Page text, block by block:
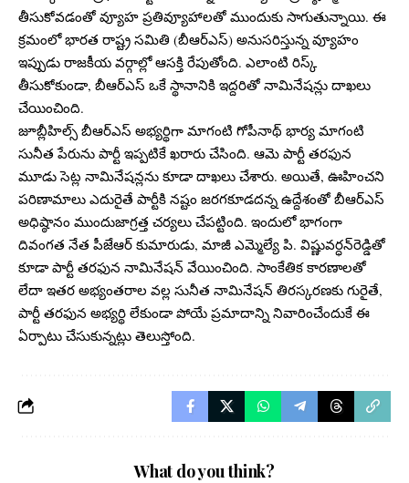
తీసుకోవడంతో వ్యూహ ప్రతివ్యూహాలతో ముందుకు సాగుతున్నాయి. ఈ
క్రమంలో భారత రాష్ట్ర సమితి (బీఆర్ఎస్) అనుసరిస్తున్న వ్యూహం
ఇప్పుడు రాజకీయ వర్గాల్లో ఆసక్తి రేపుతోంది. ఎలాంటి రిస్క్
తీసుకోకుండా, బీఆర్ఎస్ ఒకే స్థానానికి ఇద్దరితో నామినేషన్లు దాఖలు
చేయించింది.
జూబ్లీహిల్స్ బీఆర్ఎస్ అభ్యర్థిగా మాగంటి గోపీనాథ్ భార్య మాగంటి
సునీత పేరును పార్టీ ఇప్పటికే ఖరారు చేసింది. ఆమె పార్టీ తరఫున
మూడు సెట్ల నామినేషన్లను కూడా దాఖలు చేశారు. అయితే, ఊహించని
పరిణామాలు ఎదురైతే పార్టీకి నష్టం జరగకూడదన్న ఉద్దేశంతో బీఆర్ఎస్
అధిష్ఠానం ముందుజాగ్రత్త చర్యలు చేపట్టింది. ఇందులో భాగంగా
దివంగత నేత పీజేఆర్ కుమారుడు, మాజీ ఎమ్మెల్యే పి. విష్ణువర్ధన్‌రెడ్డితో
కూడా పార్టీ తరఫున నామినేషన్ వేయించింది. సాంకేతిక కారణాలతో
లేదా ఇతర అభ్యంతరాల వల్ల సునీత నామినేషన్ తిరస్కరణకు గురైతే,
పార్టీ తరఫున అభ్యర్థి లేకుండా పోయే ప్రమాదాన్ని నివారించేందుకే ఈ
ఏర్పాటు చేసుకున్నట్లు తెలుస్తోంది.
What do you think?